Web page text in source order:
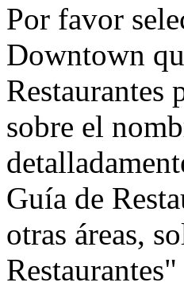
Por favor
Downtown
Restaurantes
sobre el
Guía de
otras áreas,